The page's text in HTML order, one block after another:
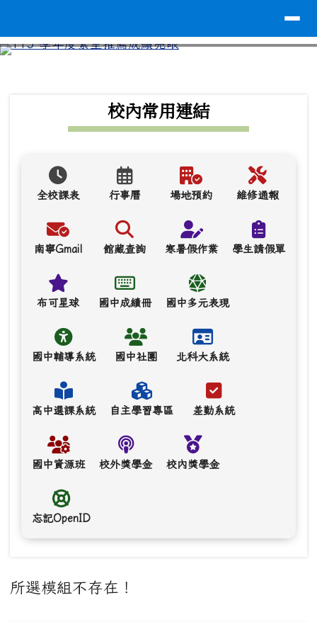
上中區域內容校內常用連結
全校課表 行事曆 場地預約 維修通報
南寧Gmail 館藏查詢 寒暑假作業 學生請假單
布可星球 國中成績冊 國中多元表現
國中輔導系統 國中社團 北科大系統
高中選課系統 自主學習專區 差勤系統
國中資源班 校外獎學金 校內獎學金
忘記OpenID
主內容區域
所選模組不存在！